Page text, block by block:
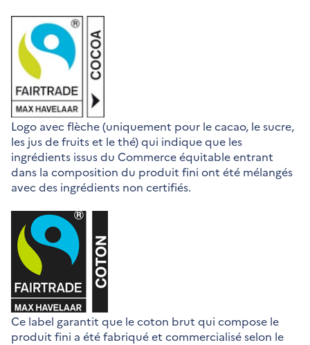
Logo avec flèche (uniquement pour le cacao, le sucre,
les jus de fruits et le thé) qui indique que les
ingrédients issus du Commerce équitable entrant
dans la composition du produit fini ont été mélangés
avec des ingrédients non certifiés.
Ce label garantit que le coton brut qui compose le
produit fini a été fabriqué et commercialisé selon le